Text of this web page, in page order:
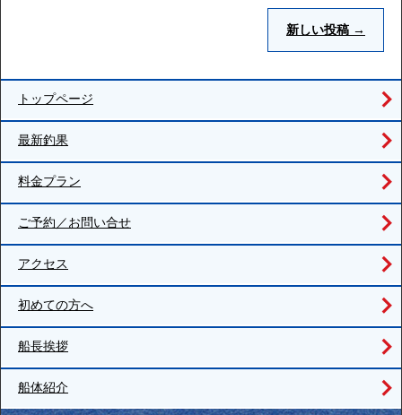
新しい投稿 →
トップページ
最新釣果
料金プラン
ご予約／お問い合せ
アクセス
初めての方へ
船長挨拶
船体紹介